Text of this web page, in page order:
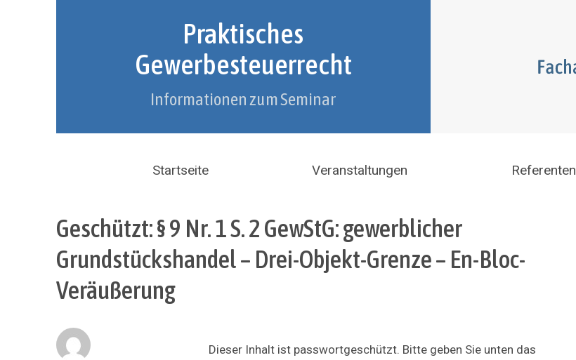
Praktisches
Gewerbesteuerrecht
Informationen zum Seminar
Startseite Veranstaltungen Referenten
Geschützt: § 9 Nr. 1 S. 2 GewStG: gewerblicher
Grundstückshandel – Drei-Objekt-Grenze – En-Bloc-
Veräußerung
Dieser Inhalt ist passwortgeschützt. Bitte geben Sie unten das